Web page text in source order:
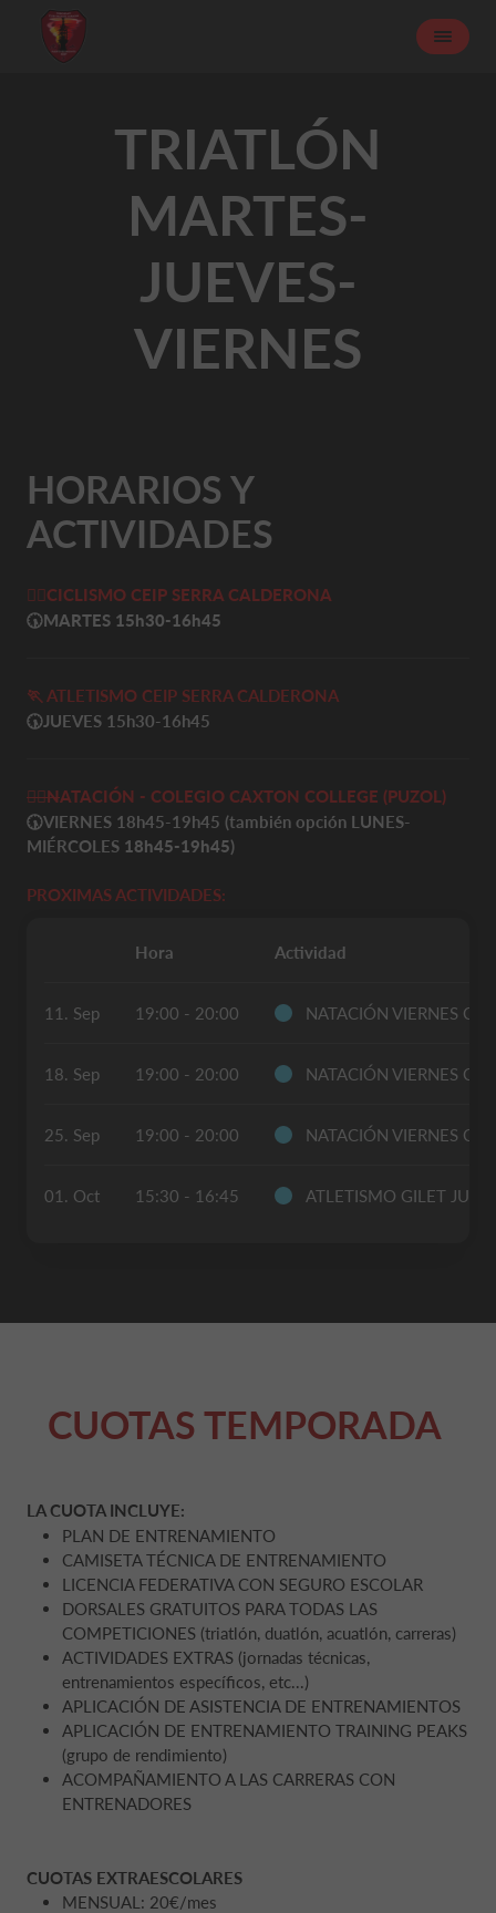
TRIATLÓN
MARTES-
JUEVES-
VIERNES
HORARIOS Y
ACTIVIDADES
🚴‍♀️CICLISMO CEIP SERRA CALDERONA
🕠MARTES 15h30-16h45
🏃 ATLETISMO CEIP SERRA CALDERONA
🕠JUEVES 15h30-16h45
🏊‍♀️NATACIÓN - COLEGIO CAXTON COLLEGE (PUZOL)
🕠VIERNES 18h45-19h45 (también opción LUNES-
MIÉRCOLES 18h45-19h45)
PROXIMAS ACTIVIDADES:
Hora Actividad
11. Sep 19:00 - 20:00 NATACIÓN VIERNES
18. Sep 19:00 - 20:00 NATACIÓN VIERNES
25. Sep 19:00 - 20:00 NATACIÓN VIERNES
01. Oct 15:30 - 16:45 ATLETISMO GILET
CUOTAS TEMPORADA
LA CUOTA INCLUYE:
PLAN DE ENTRENAMIENTO
CAMISETA TÉCNICA DE ENTRENAMIENTO
LICENCIA FEDERATIVA CON SEGURO ESCOLAR
DORSALES GRATUITOS PARA TODAS LAS
COMPETICIONES (triatlón, duatlón, acuatlón, carreras)
ACTIVIDADES EXTRAS (jornadas técnicas,
entrenamientos específicos, etc...)
APLICACIÓN DE ASISTENCIA DE ENTRENAMIENTOS
APLICACIÓN DE ENTRENAMIENTO TRAINING PEAKS
(grupo de rendimiento)
ACOMPAÑAMIENTO A LAS CARRERAS CON
ENTRENADORES
CUOTAS EXTRAESCOLARES
MENSUAL: 20€/mes